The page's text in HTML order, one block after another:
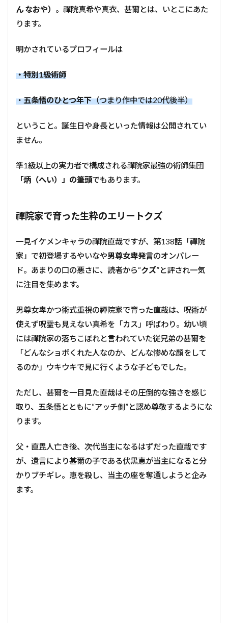
ん なおや） 。禪院真希や真衣、甚爾とは、いとこにあた
ります。
明かされているプロフィールは
・特別1級術師
・五条悟のひとつ年下（つまり作中では20代後半）
ということ。誕生日や身長といった情報は公開されてい
ません。
準1級以上の実力者で構成される禪院家最強の術師集団
「炳（へい）」の筆頭でもあります。
禪院家で育った生粋のエリートクズ
一見イケメンキャラの禪院直哉ですが、第138話「禪院
家」で初登場するやいなや男尊女卑発言のオンパレー
ド。あまりの口の悪さに、読者から“クズ”と評され一気
に注目を集めます。
男尊女卑かつ術式重視の禪院家で育った直哉は、呪術が
使えず呪霊も見えない真希を「カス」呼ばわり。幼い頃
には禪院家の落ちこぼれと言われていた従兄弟の甚爾を
「どんなショボくれた人なのか、どんな惨めな顔をして
るのか」ウキウキで見に行くような子どもでした。
ただし、甚爾を一目見た直哉はその圧倒的な強さを感じ
取り、五条悟とともに“アッチ側”と認め尊敬するようにな
ります。
父・直毘人亡き後、次代当主になるはずだった直哉です
が、遺言により甚爾の子である伏黒恵が当主になると分
かりブチギレ。恵を殺し、当主の座を奪還しようと企み
ます。